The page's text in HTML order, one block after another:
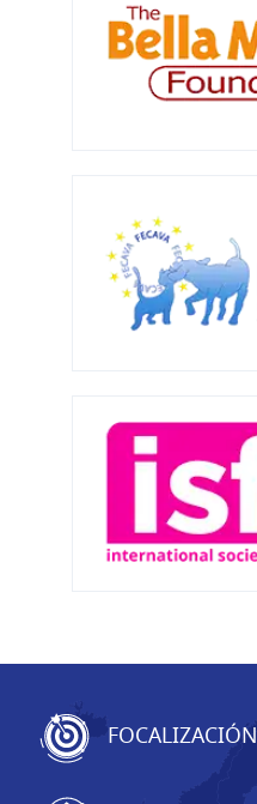
FOCALIZACIÓN